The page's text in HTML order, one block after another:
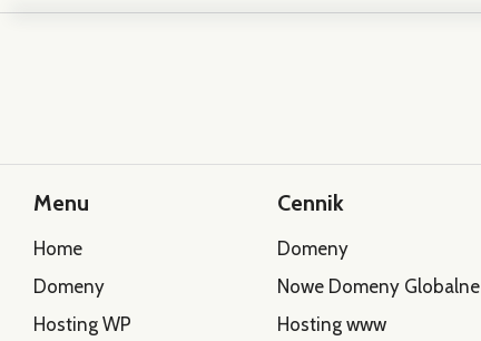
Menu
Home
Domeny
Hosting WP
Cennik
Domeny
Nowe Domeny Globalne
Hosting www